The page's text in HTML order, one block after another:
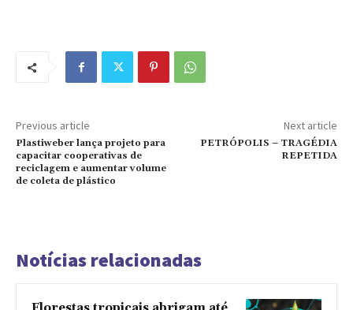
Previous article
Plastiweber lança projeto para
capacitar cooperativas de
reciclagem e aumentar volume
de coleta de plástico
Next article
PETRÓPOLIS – TRAGÉDIA
REPETIDA
Notícias relacionadas